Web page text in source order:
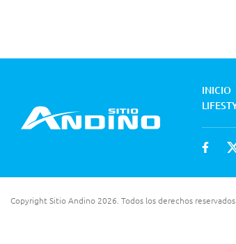
INICIO
Copyright Sitio Andino 2026. Todos los derechos reservados.